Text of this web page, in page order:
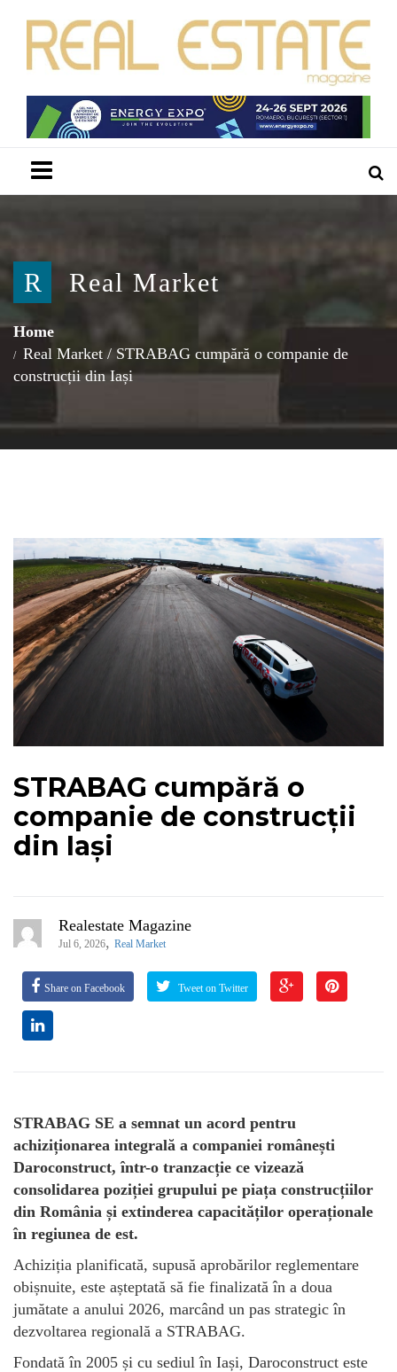
R Real Market
Home
Real Market / STRABAG cumpără o companie de
construcții din Iași
STRABAG cumpără o
companie de construcții
din Iași
Realestate Magazine
Jul 6, 2026, Real Market
Share on Facebook Tweet on Twitter
STRABAG SE a semnat un acord pentru
achiziționarea integrală a companiei românești
Daroconstruct, într-o tranzacție ce vizează
consolidarea poziției grupului pe piața construcțiilor
din România și extinderea capacităților operaționale
în regiunea de est.
Achiziția planificată, supusă aprobărilor reglementare
obișnuite, este așteptată să fie finalizată în a doua
jumătate a anului 2026, marcând un pas strategic în
dezvoltarea regională a STRABAG.
Fondată în 2005 și cu sediul în Iași, Daroconstruct este